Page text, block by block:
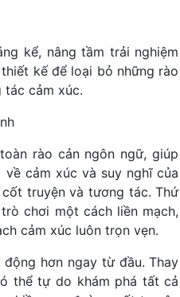
kể, nâng tầm trải nghiệm
kế để loại bỏ những rào
tác cảm xúc.
rào cản ngôn ngữ, giúp
cảm xúc và suy nghĩ của
truyện và tương tác. Thứ
chơi một cách liền mạch,
cảm xúc luôn trọn vẹn.
hơn ngay từ đầu. Thay
thể tự do khám phá tất cả